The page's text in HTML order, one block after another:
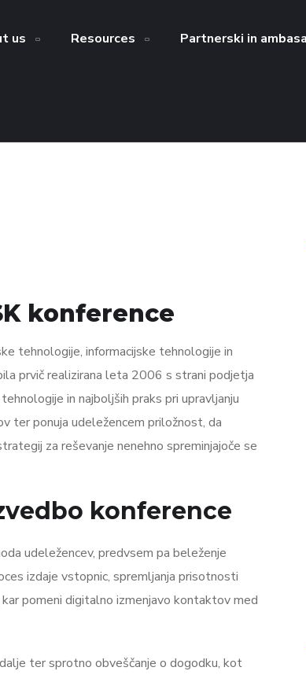
us Resources Partnerski in
konference
tehnologije, informacijske tehnologije in
prvič realizirana leta 2006 s strani podjetja
in najboljših praks pri upravljanju
ter ponuja udeležencem priložnost, da
za reševanje nenehno spreminjajoče se
konference
udeležencev, predvsem pa beleženje
izdaje vstopnic, spremljanja prisotnosti
pomeni digitalno izmenjavo kontaktov med
ter sprotno obveščanje o dogodku, kot